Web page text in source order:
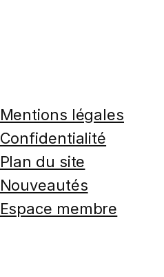
Mentions légales
Confidentialité
Plan du site
Nouveautés
Espace membre